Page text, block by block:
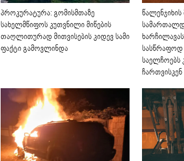
პროკურატურა: გომისმთაზე
სახელმწიფოს კუთვნილი მიწების
თაღლითურად მითვისების კიდევ სამი
ფაქტი გამოვლინდა
ხარჩილავას
სასწრაფოდ
საელჩოებს